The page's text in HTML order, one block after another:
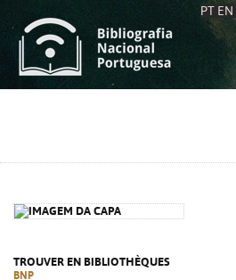
PT EN
TROUVER EN BIBLIOTHÈQUES
BNP